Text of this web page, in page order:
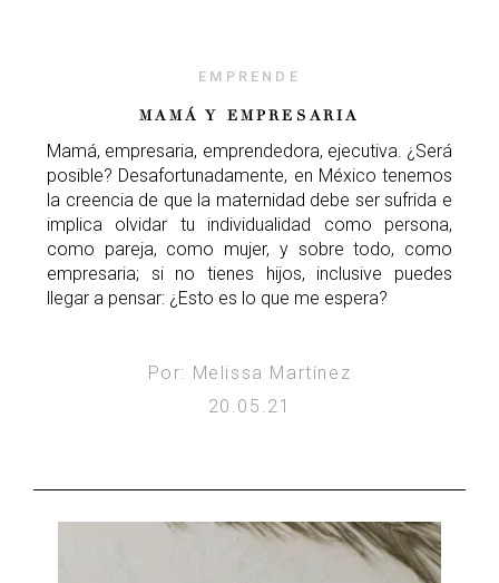
EMPRENDE
MAMÁ Y EMPRESARIA
Mamá, empresaria, emprendedora, ejecutiva. ¿Será
posible? Desafortunadamente, en México tenemos
la creencia de que la maternidad debe ser sufrida e
implica olvidar tu individualidad como persona,
como pareja, como mujer, y sobre todo, como
empresaria; si no tienes hijos, inclusive puedes
llegar a pensar: ¿Esto es lo que me espera?
Por: Melissa Martínez
20.05.21